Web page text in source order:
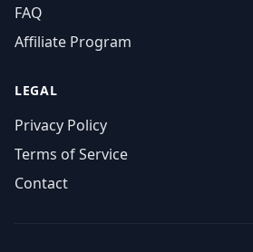
FAQ
Affiliate Program
LEGAL
Privacy Policy
Terms of Service
Contact